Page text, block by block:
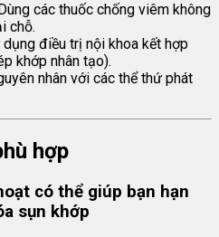
các thuốc chống viêm không
chỗ.
điều trị nội khoa kết hợp
khớp nhân tạo).
nhân với các thể thứ phát
hợp
có thể giúp bạn hạn
sụn khớp